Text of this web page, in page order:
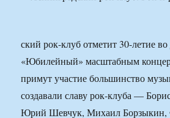
ский рок-клуб отметит 30-летие
«Юбилейный» масштабным
примут участие большинство
создавали славу рок-клуба —
Юрий Шевчук, Михаил Борзыкин,